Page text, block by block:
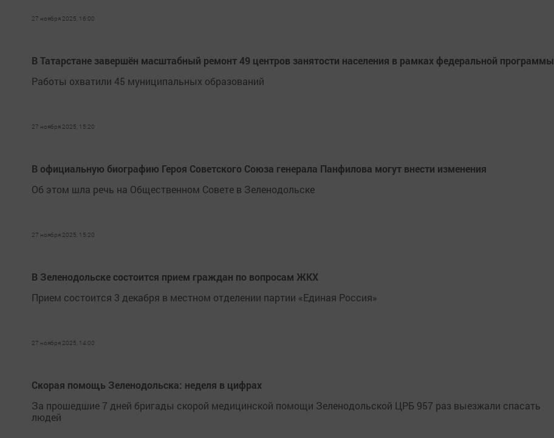
27 ноября 2025, 16:00
В Татарстане завершён масштабный ремонт 49 центров занятости населения в рамках федеральной программы
Работы охватили 45 муниципальных образований
27 ноября 2025, 15:20
В официальную биографию Героя Советского Союза генерала Панфилова могут внести изменения
Об этом шла речь на Общественном Совете в Зеленодольске
27 ноября 2025, 15:20
В Зеленодольске состоится прием граждан по вопросам ЖКХ
Прием состоится 3 декабря в местном отделении партии «Единая Россия»
27 ноября 2025, 14:00
Скорая помощь Зеленодольска: неделя в цифрах
За прошедшие 7 дней бригады скорой медицинской помощи Зеленодольской ЦРБ 957 раз выезжали спасать
людей